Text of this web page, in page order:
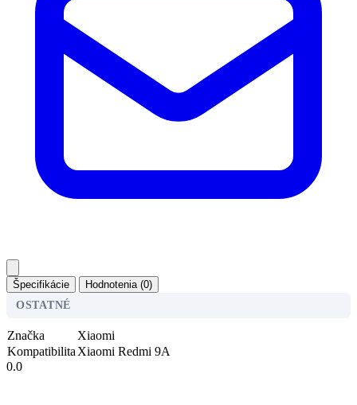
Špecifikácie
Hodnotenia (0)
OSTATNÉ
Značka
Xiaomi
Kompatibilita Xiaomi Redmi 9A
0.0